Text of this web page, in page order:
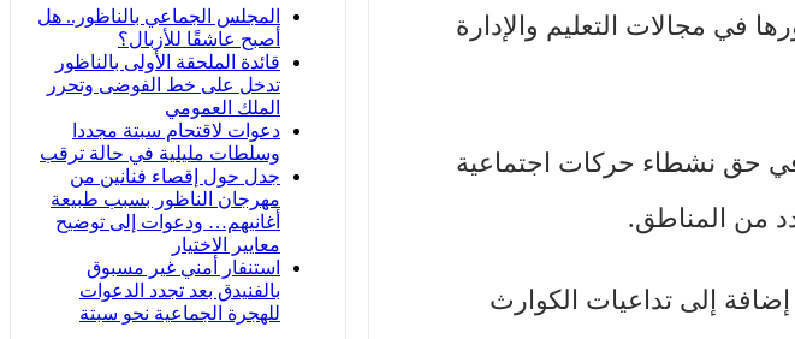
إلى محدودية حضورها في مجالات التعليم والإدارة
في حق نشطاء حركات اجتماعية
من المناطق.
إلى تداعيات الكوارث
المجلس الجماعي بالناظور.. هل
أصبح عاشقًا للأزبال؟
قائدة الملحقة الأولى بالناظور
تدخل على خط الفوضى وتحرر
الملك العمومي
دعوات لاقتحام سبتة مجددا
وسلطات مليلية في حالة ترقب
جدل حول إقصاء فنانين من
مهرجان الناظور بسبب طبيعة
أغانيهم… ودعوات إلى توضيح
معايير الاختيار
استنفار أمني غير مسبوق
بالفنيدق بعد تجدد الدعوات
للهجرة الجماعية نحو سبتة